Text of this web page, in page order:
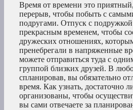
Время от времени это
перерыв, чтобы побыть с
подругами. Отпуск с
прекрасным временем, чтобы
дружеских отношениях,
пренебрегали в напряженные
можете отправиться туда с
группой близких друзей. В
спланировав, вы обязательно
время. Как узнать, достаточно
организованы, чтобы
вы сами отвечаете за